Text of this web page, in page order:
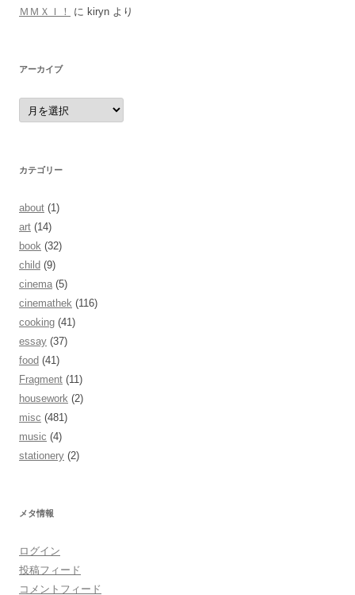
ＭＭＸＩ！
に kiryn より
アーカイブ
ア
ー
カ
カテゴリー
about (1)
art (14)
book (32)
child (9)
cinema (5)
cinemathek (116)
cooking (41)
essay (37)
food (41)
Fragment (11)
housework (2)
misc (481)
music (4)
stationery (2)
メタ情報
ログイン
投稿フィード
コメントフィード